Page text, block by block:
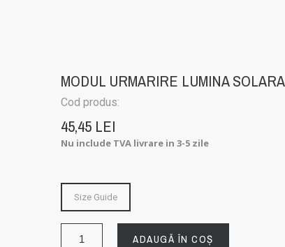
MODUL URMARIRE LUMINA SOLARA
Cod produs:
45,45 LEI
Nu include TVA livrare in 3-5 zile
Size Guide
ADAUGĂ ÎN COȘ